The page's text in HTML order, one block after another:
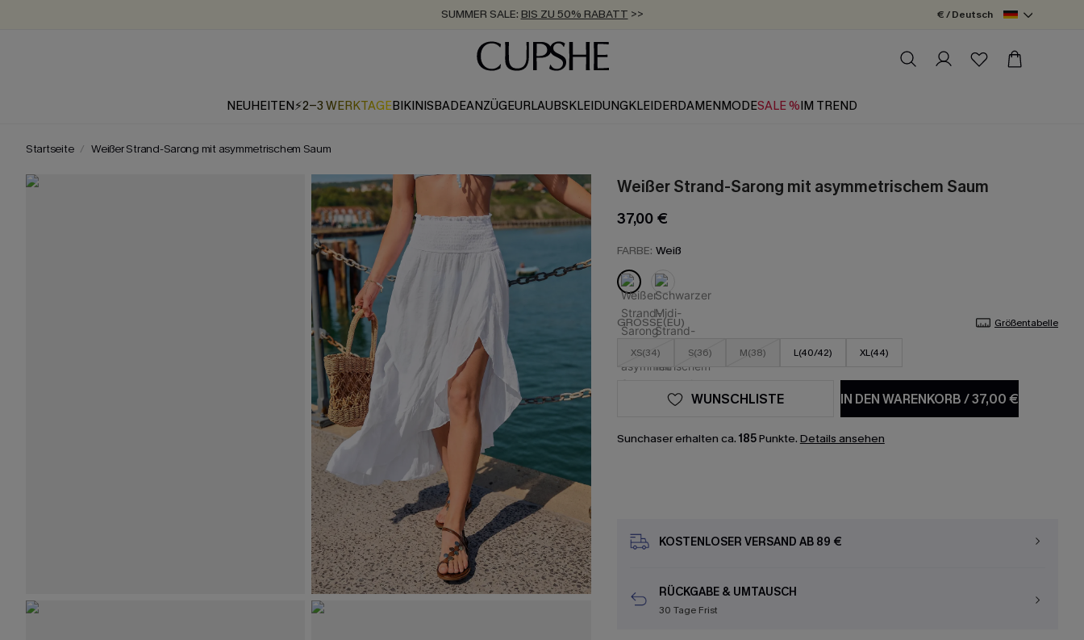
SUMMER SALE: BIS ZU 50% RABATT >>
ZUM NEWSLETTER:BIS ZU -20% EXTRA ERHALTEN
KOSTENLOSER VERSAND AB 89 €
€ / Deutsch
NEUHEITEN⚡2-3 WERKTAGEBIKINISBADEANZÜGEURLAUBSKLEIDUNGKLEIDERDAMENMODESALE %IM TREND
Startseite Weißer Strand-Sarong mit asymmetrischem Saum
Weißer Strand-Sarong mit asymmetrischem Saum
37,00 €
FARBE: Weiß
GRÖSSE(EU) Größentabelle
XS(34) S(36) M(38) L(40/42) XL(44)
IN DEN WARENKORB/37,00 €
WUNSCHLISTE
Sunchaser erhalten ca. 185Punkte. Details ansehen
KOSTENLOSER VERSAND AB 89 €
RÜCKGABE & UMTAUSCH
30 Tage Frist